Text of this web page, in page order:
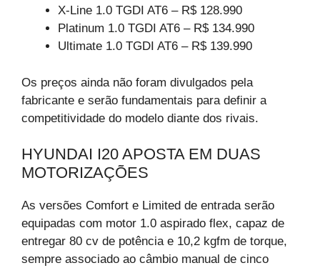
X-Line 1.0 TGDI AT6 – R$ 128.990
Platinum 1.0 TGDI AT6 – R$ 134.990
Ultimate 1.0 TGDI AT6 – R$ 139.990
Os preços ainda não foram divulgados pela
fabricante e serão fundamentais para definir a
competitividade do modelo diante dos rivais.
HYUNDAI I20 APOSTA EM DUAS
MOTORIZAÇÕES
As versões Comfort e Limited de entrada serão
equipadas com motor 1.0 aspirado flex, capaz de
entregar 80 cv de potência e 10,2 kgfm de torque,
sempre associado ao câmbio manual de cinco